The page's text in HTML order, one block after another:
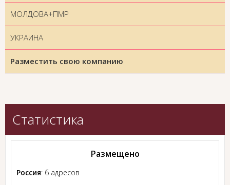
МОЛДОВА+ПМР
УКРАИНА
Разместить свою компанию
Статистика
Размещено
Россия: 6 адресов